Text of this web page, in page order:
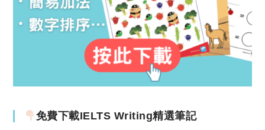
免費下載IELTS Writing精選筆記